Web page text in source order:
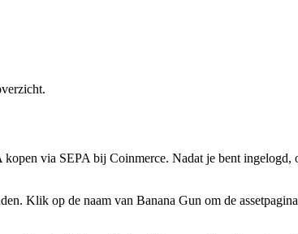
via SEPA bij Coinmerce. Nadat je bent ingelogd,
Klik op de naam van Banana Gun om de